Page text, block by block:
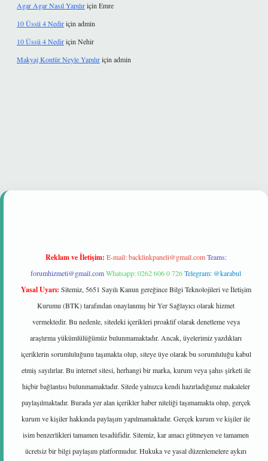
Agar Agar Nasıl Yapılıriçin Emre
10 Üssü 4 Nediriçin admin
10 Üssü 4 Nediriçin Nehir
Makyaj Kontür Neyle Yapılıriçin admin
Reklam ve İletişim: E-mail:backlinkpaneli@gmail.com Teams:
forumhizmeti@gmail.comWhatsapp: 0262 606 0 726Telegram: @karabul
Yasal Uyarı: Sitemiz, 5651 Sayılı Kanun gereğince Bilgi Teknolojileri ve İletişim
Kurumu (BTK) tarafından onaylanmış bir Yer Sağlayıcı olarak hizmet
vermektedir. Bu nedenle, sitedeki içerikleri proaktif olarak denetleme veya
araştırma yükümlülüğümüz bulunmamaktadır. Ancak, üyelerimiz yazdıkları
içeriklerin sorumluluğunu taşımakta olup, siteye üye olarak bu sorumluluğu kabul
etmiş sayılırlar. Bu internet sitesi, herhangi bir marka, kurum veya şahıs şirketi ile
hiçbir bağlantısı bulunmamaktadır. Sitede yalnızca kendi hazırladığımız makaleler
paylaşılmaktadır. Burada yer alan içerikler haber niteliği taşımamakta olup, gerçek
kurum ve kişiler hakkında paylaşım yapılmamaktadır. Gerçek kurum ve kişiler ile
isim benzerlikleri tamamen tesadüfidir. Sitemiz, kar amacı gütmeyen ve tamamen
ücretsiz bir bilgi paylaşım platformudur. Hukuka ve yasal düzenlemelere aykırı